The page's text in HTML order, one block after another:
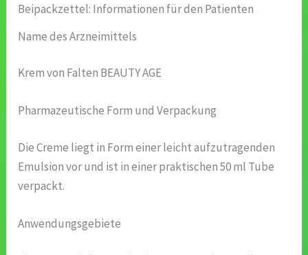
Beipackzettel: Informationen für den Patienten
Name des Arzneimittels
Krem von Falten BEAUTY AGE
Pharmazeutische Form und Verpackung
Die Creme liegt in Form einer leicht aufzutragenden
Emulsion vor und ist in einer praktischen 50 ml Tube
verpackt.
Anwendungsgebiete